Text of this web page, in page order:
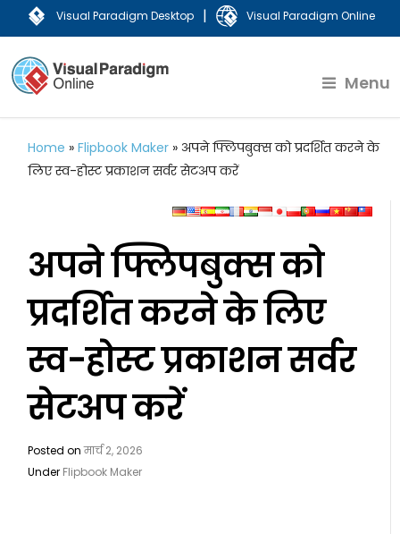
Visual Paradigm Desktop | Visual Paradigm Online
Menu
Home »Flipbook Maker » अपने फ्लिपबुक्स को प्रदर्शित करने के
लिए स्व-होस्ट प्रकाशन सर्वर सेटअप करें
अपने फ्लिपबुक्स को
प्रदर्शित करने के लिए
स्व-होस्ट प्रकाशन सर्वर
सेटअप करें
Posted onमार्च 2, 2026
Under Flipbook Maker